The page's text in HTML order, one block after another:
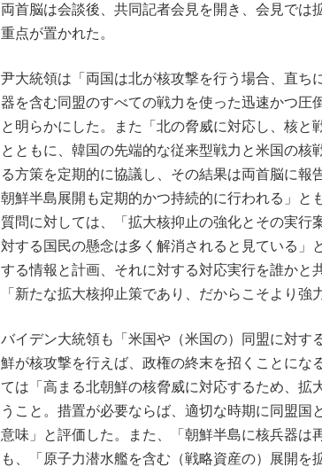
両首脳は会談後、共同記者会見を開き、会見では
重点が置かれた。
尹大統領は「両国は北が核攻撃を行う場合、直ち
器を含む同盟のすべての戦力を使った迅速かつ圧
と明らかにした。また「北の脅威に対応し、核と
とともに、韓国の先端的な従来型戦力と米国の核
る方策を定期的に協議し、その結果は両首脳に
朝鮮半島展開も定期的かつ持続的に行われる」と
質問に対しては、「拡大核抑止の強化とその実行
対する国民の懸念は多く解消されると見ている」
する情報と計画、それに対する対応実行を誰かと
「新たな拡大核抑止策であり、だからこそより強
バイデン大統領も「米国や（米国の）同盟に対す
鮮が核攻撃を行えば、政権の終末を招くことにな
ては「高まる北朝鮮の核脅威に対応するため、拡
うこと。措置が必要ならば、適切な時期に同盟国
意味」と評価した。また、「朝鮮半島に核兵器は
も、「原子力潜水艦を含む（戦略資産の）展開を